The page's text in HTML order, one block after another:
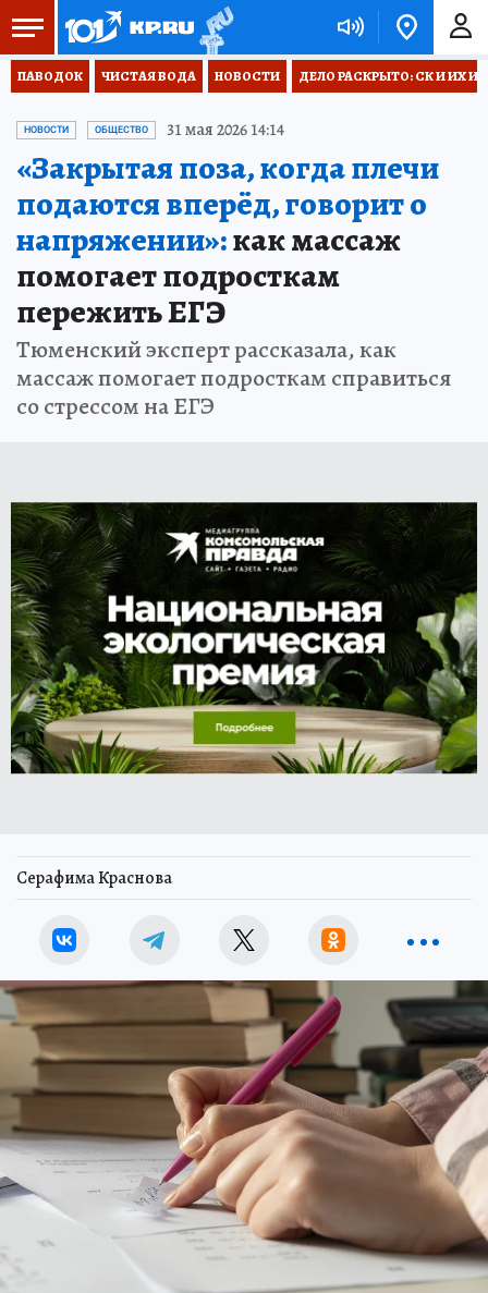
ПАВОДОК ЧИСТАЯ ВОДА НОВОСТИ ДЕЛО РАСКРЫТО: СК И ИХ
НОВОСТИ ОБЩЕСТВО 31 мая 2026 14:14
«Закрытая поза, когда плечи
подаются вперёд, говорит о
напряжении»:как массаж
помогает подросткам
пережить ЕГЭ
Тюменский эксперт рассказала, как
массаж помогает подросткам справиться
со стрессом на ЕГЭ
Серафима Краснова